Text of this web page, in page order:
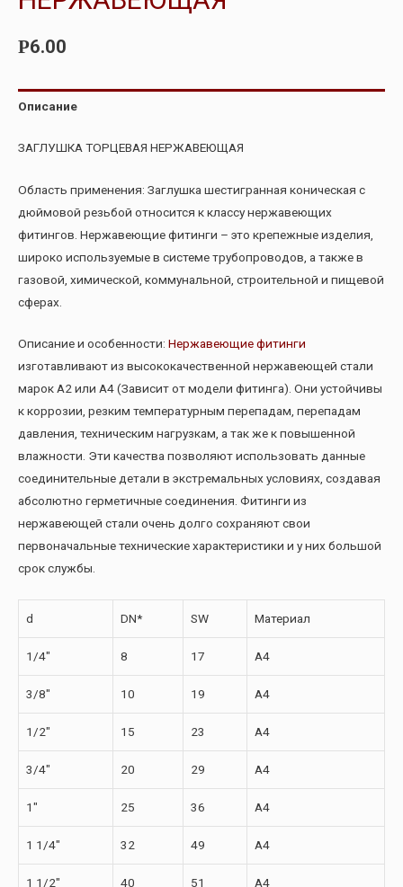
Р6.00
Описание
ЗАГЛУШКА ТОРЦЕВАЯ НЕРЖАВЕЮЩАЯ
Область применения: Заглушка шестигранная коническая с
дюймовой резьбой относится к классу нержавеющих
фитингов. Нержавеющие фитинги – это крепежные изделия,
широко используемые в системе трубопроводов, а также в
газовой, химической, коммунальной, строительной и пищевой
сферах.
Описание и особенности: Нержавеющие фитинги
изготавливают из высококачественной нержавеющей стали
марок А2 или А4 (Зависит от модели фитинга). Они устойчивы
к коррозии, резким температурным перепадам, перепадам
давления, техническим нагрузкам, а так же к повышенной
влажности. Эти качества позволяют использовать данные
соединительные детали в экстремальных условиях, создавая
абсолютно герметичные соединения. Фитинги из
нержавеющей стали очень долго сохраняют свои
первоначальные технические характеристики и у них большой
срок службы.
d DN* SW Материал
1/4″ 8 17 A4
3/8″ 10 19 A4
1/2″ 15 23 A4
3/4″ 20 29 A4
1″ 25 36 A4
1 1/4″ 32 49 A4
1 1/2″ 40 51 A4